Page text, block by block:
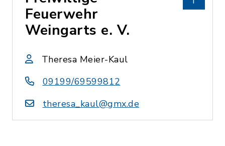
Feuerwehr
Weingarts e. V.
Theresa Meier-Kaul
09199/69599812
theresa_kaul@gmx.de